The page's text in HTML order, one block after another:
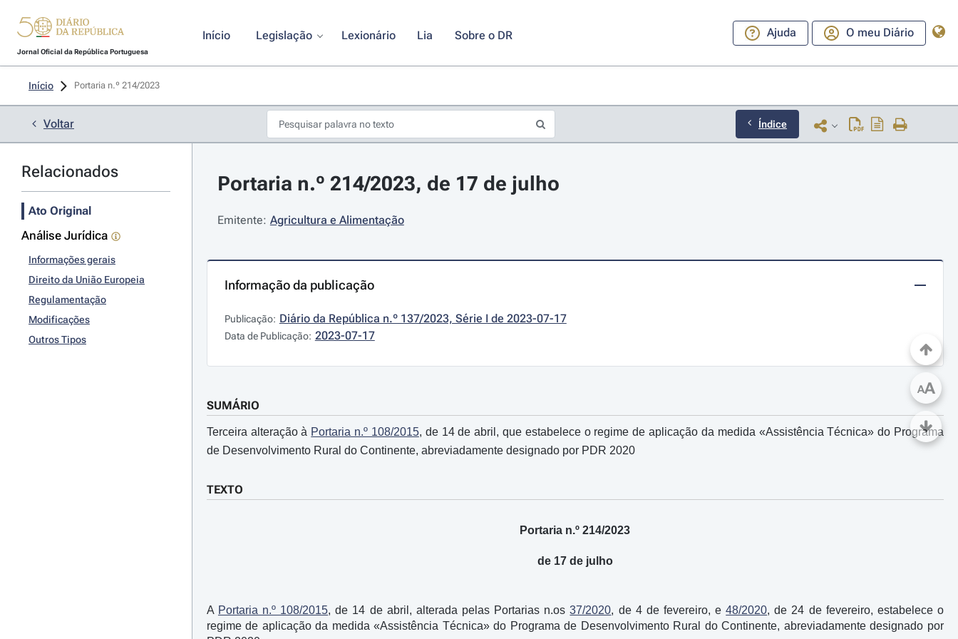
Jornal Oficial da República Portuguesa
Início Legislação Lexionário Lia Sobre o DR Ajuda O meu Diário
Início Portaria n.º 214/2023
Voltar Índice
Relacionados
Ato Original
Análise Jurídica
Informações gerais
Direito da União Europeia
Regulamentação
Modificações
Outros Tipos
Portaria n.º 214/2023, de 17 de julho
Emitente: Agricultura e Alimentação
Informação da publicação
Publicação: Diário da República n.º 137/2023, Série I de 2023-07-17
Data de Publicação: 2023-07-17
SUMÁRIO
Terceira alteração à Portaria n.º 108/2015, de 14 de abril, que estabelece o regime de aplicação da medida «Assistência Técnica» do Programa
de Desenvolvimento Rural do Continente, abreviadamente designado por PDR 2020
TEXTO
Portaria n.º 214/2023
de 17 de julho
A Portaria n.º 108/2015, de 14 de abril, alterada pelas Portarias n.os37/2020, de 4 de fevereiro, e48/2020, de 24 de fevereiro, estabelece o
regime de aplicação da medida «Assistência Técnica» do Programa de Desenvolvimento Rural do Continente, abreviadamente designado por
AA